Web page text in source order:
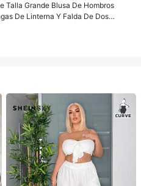
Talla Grande Blusa De Hombros
De Linterna Y Falda De Dos
Para Atuendos De Playa Con Tela